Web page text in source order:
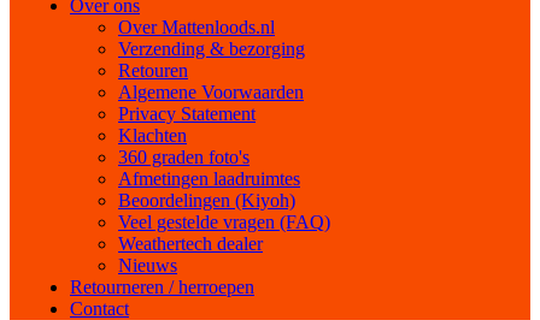
Over ons
Over Mattenloods.nl
Verzending & bezorging
Retouren
Algemene Voorwaarden
Privacy Statement
Klachten
360 graden foto's
Afmetingen laadruimtes
Beoordelingen (Kiyoh)
Veel gestelde vragen (FAQ)
Weathertech dealer
Nieuws
Retourneren / herroepen
Contact